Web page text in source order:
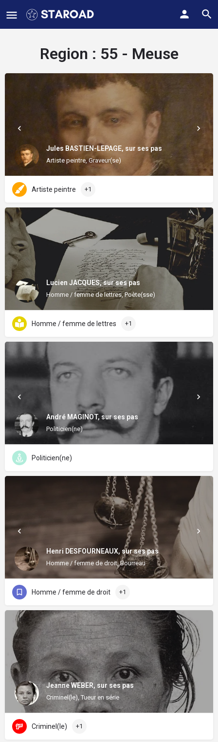
Region : 55 - Meuse
Jules BASTIEN-LEPAGE, sur ses pas
Artiste peintre, Graveur(se)
Artiste peintre +1
Lucien JACQUES, sur ses pas
Homme / femme de lettres, Poète(sse)
Homme / femme de lettres +1
André MAGINOT, sur ses pas
Politicien(ne)
Politicien(ne)
Henri DESFOURNEAUX, sur ses pas
Homme / femme de droit, Bourreau
Homme / femme de droit +1
Jeanne WEBER, sur ses pas
Criminel(le), Tueur en série
Criminel(le) +1